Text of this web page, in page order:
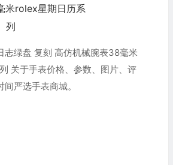
志绿盘 复刻 高仿机械腕表38毫米
关于手表价格、参数、图片、评
严选手表商城。